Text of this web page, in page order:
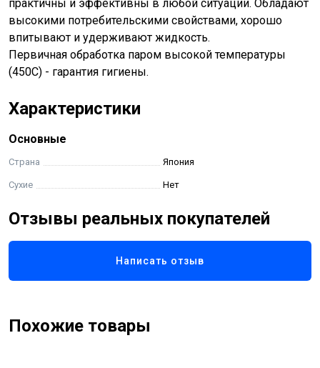
практичны и эффективны в любой ситуации. Обладают
высокими потребительскими свойствами, хорошо
впитывают и удерживают жидкость.
Первичная обработка паром высокой температуры
(450С) - гарантия гигиены.
Характеристики
Основные
Страна Япония
Сухие Нет
Отзывы реальных покупателей
Написать отзыв
Похожие товары